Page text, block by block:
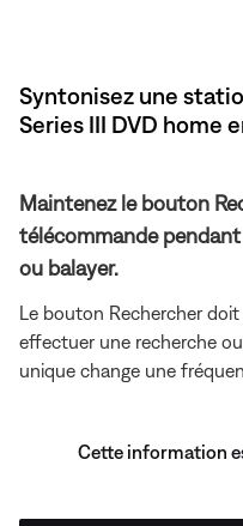
Syntonisez une
Series III DVD home
Maintenez le bouton
télécommande
ou balayer.
Le bouton Rechercher
effectuer une recherche
unique change une
Cette information